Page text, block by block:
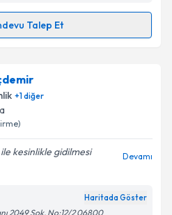
işlenmesine ilişkin
kişisel verilerimin belirtilen
Talebini Gönder
Talep Et
Talebi
takvimi talebi oluşturun.
almanız için bir takvim
ile bilgilendireceğiz.
ilişkin
Aydınlatma
+1diğer
kesinlikle gidilmesi
Devamı
Haritada Göster
2049 Sok. No:12/2 06800